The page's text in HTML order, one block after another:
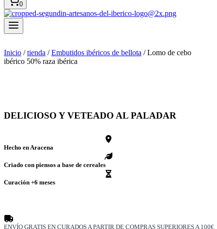
0
Inicio / tienda / Embutidos ibéricos de bellota / Lomo de cebo
ibérico 50% raza ibérica
DELICIOSO Y VETEADO AL PALADAR
Hecho en Aracena
Criado con piensos a base de cereales
Curación +6 meses
ENVÍO GRATIS EN CURADOS A PARTIR DE COMPRAS SUPERIORES A 100€